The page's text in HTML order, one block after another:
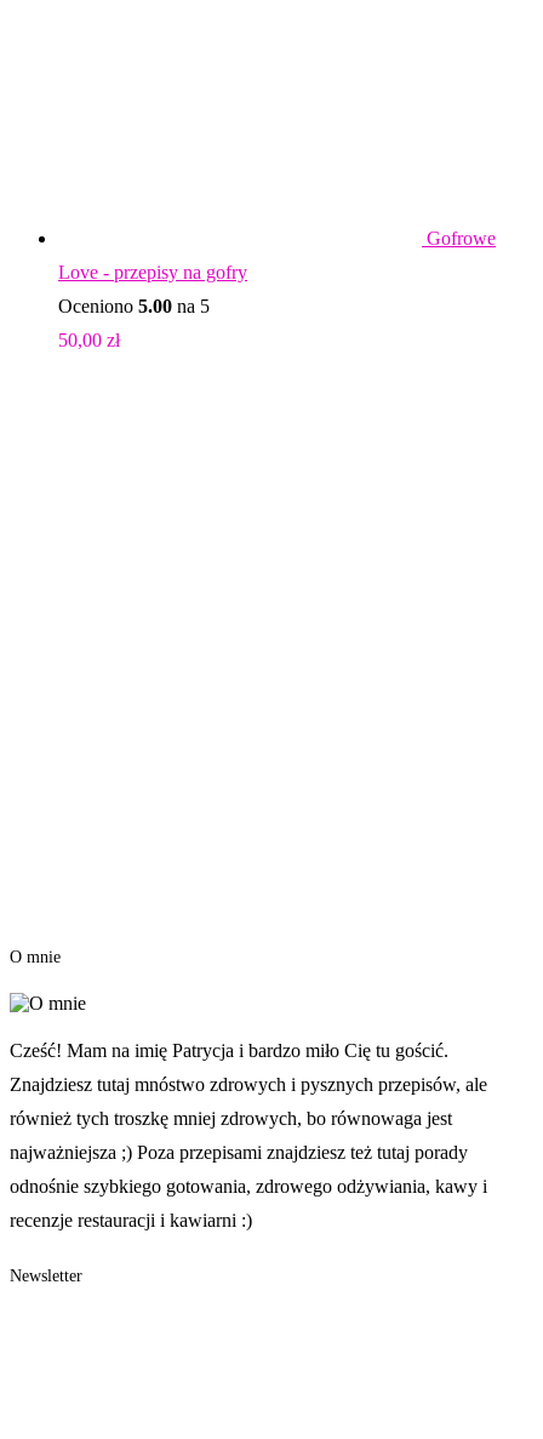
Gofrowe
Love - przepisy na gofry
Oceniono 5.00 na 5
50,00 zł
O mnie
Cześć! Mam na imię Patrycja i bardzo miło Cię tu gościć.
Znajdziesz tutaj mnóstwo zdrowych i pysznych przepisów, ale
również tych troszkę mniej zdrowych, bo równowaga jest
najważniejsza ;) Poza przepisami znajdziesz też tutaj porady
odnośnie szybkiego gotowania, zdrowego odżywiania, kawy i
recenzje restauracji i kawiarni :)
Newsletter